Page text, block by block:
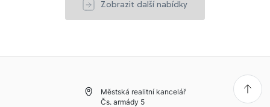
Zobrazit další nabídky
Městská realitní kancelář
Čs. armády 5